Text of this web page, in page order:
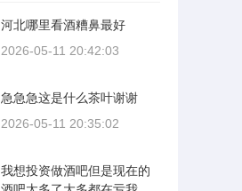
河北哪里看酒糟鼻最好
2026-05-11 20:42:03
急急急这是什么茶叶谢谢
2026-05-11 20:35:02
我想投资做酒吧但是现在的